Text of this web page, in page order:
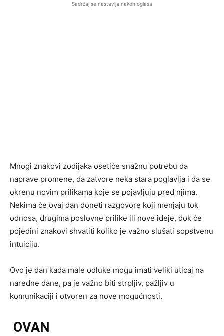
Sadržaj se nastavlja nakon oglasa
Mnogi znakovi zodijaka osetiće snažnu potrebu da
naprave promene, da zatvore neka stara poglavlja i da se
okrenu novim prilikama koje se pojavljuju pred njima.
Nekima će ovaj dan doneti razgovore koji menjaju tok
odnosa, drugima poslovne prilike ili nove ideje, dok će
pojedini znakovi shvatiti koliko je važno slušati sopstvenu
intuiciju.
Ovo je dan kada male odluke mogu imati veliki uticaj na
naredne dane, pa je važno biti strpljiv, pažljiv u
komunikaciji i otvoren za nove mogućnosti.
OVAN